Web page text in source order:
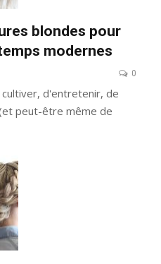
blondes pour
modernes
0
d'entretenir, de
peut-être même de